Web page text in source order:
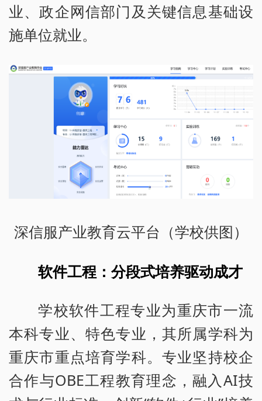
业、政企网信部门及关键信息基础设
施单位就业。
深信服产业教育云平台（学校供图）
软件工程：分段式培养驱动成才
学校软件工程专业为重庆市一流
本科专业、特色专业，其所属学科为
重庆市重点培育学科。专业坚持校企
合作与OBE工程教育理念，融入AI技